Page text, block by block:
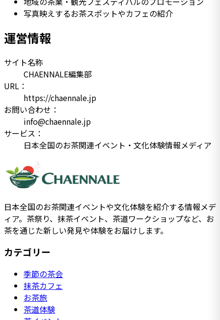
写真映えするお茶スポットやカフェの紹介
運営情報
サイト名称
CHAENNALE編集部
URL：
https://chaennale.jp
お問い合わせ：
info@chaennale.jp
サービス：
日本全国のお茶関連イベント・文化体験情報メディア
日本全国のお茶関連イベントや文化体験を紹介する情報メデ
ィア。茶祭り、抹茶イベント、茶道ワークショップなど、お
茶を通じた新しい発見や体験をお届けします。
カテゴリー
季節の茶会
抹茶カフェ
お茶旅
茶道体験